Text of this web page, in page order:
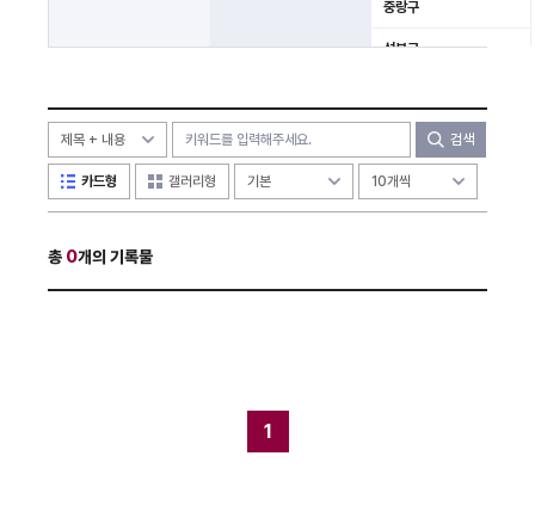
중랑구
성북구
노원구
은평구
검색
카드형 갤러리형
총 0개의 기록물
1